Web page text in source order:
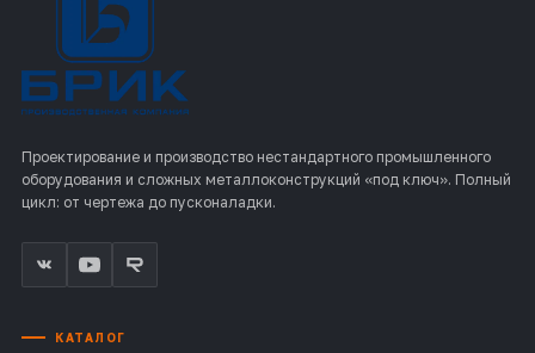
Проектирование и производство нестандартного промышленного
оборудования и сложных металлоконструкций «под ключ». Полный
цикл: от чертежа до пусконаладки.
КАТАЛОГ